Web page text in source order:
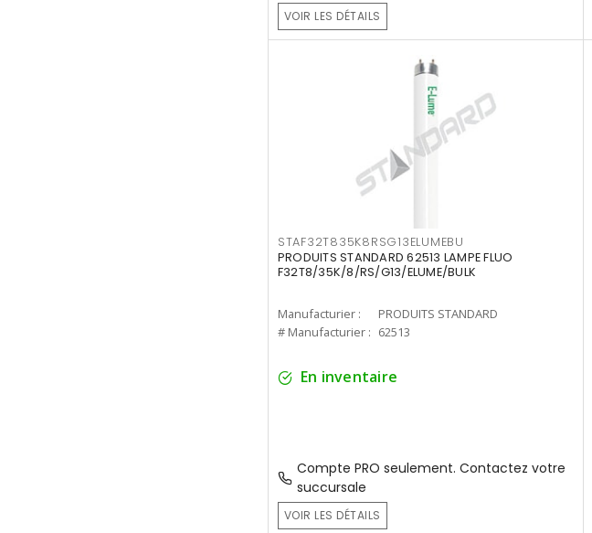
VOIR LES DÉTAILS
STAF32T835K8RSG13ELUMEBU
PRODUITS STANDARD 62513 LAMPE FLUO
F32T8/35K/8/RS/G13/ELUME/BULK
Manufacturier :
PRODUITS STANDARD
# Manufacturier : 62513
En inventaire
Compte PRO seulement. Contactez votre
succursale
VOIR LES DÉTAILS